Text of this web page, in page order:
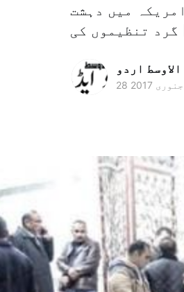
میں دہشت
اردو
28 جنوری 2017